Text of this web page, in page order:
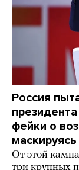
Россия
фейки о
От этой
три крупных